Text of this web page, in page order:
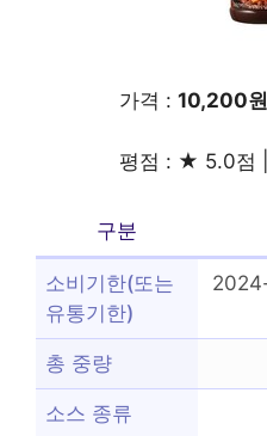
가격 : 10,200원
평점 : ★ 5.0점
구분
소비기한(또는
유통기한)
총 중량
소스 종류